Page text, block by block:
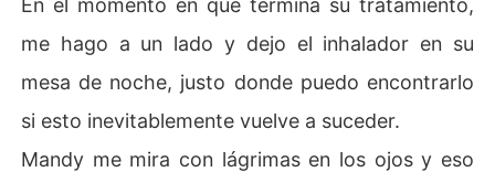
En el momento en que termina su tratamiento,
me hago a un lado y dejo el inhalador en su
mesa de noche, justo donde puedo encontrarlo
si esto inevitablemente vuelve a suceder.
Mandy me mira con lágrimas en los ojos y eso